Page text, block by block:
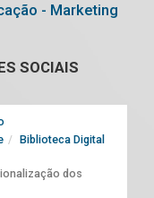
- Marketing
SOCIAIS
Biblioteca Digital
dos